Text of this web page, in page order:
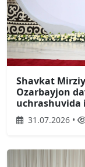
Shavkat
Ozarbayjon
31.07.2026 •